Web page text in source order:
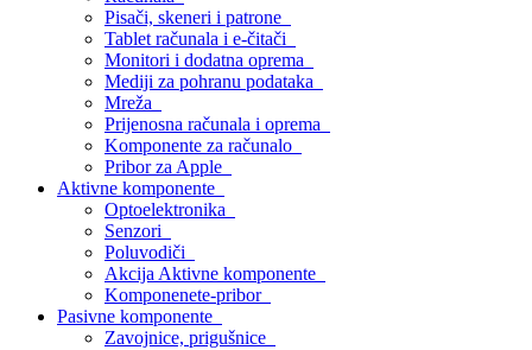
Pisači, skeneri i patrone
Tablet računala i e-čitači
Monitori i dodatna oprema
Mediji za pohranu podataka
Mreža
Prijenosna računala i oprema
Komponente za računalo
Pribor za Apple
Aktivne komponente
Optoelektronika
Senzori
Poluvodiči
Akcija Aktivne komponente
Komponenete-pribor
Pasivne komponente
Zavojnice, prigušnice